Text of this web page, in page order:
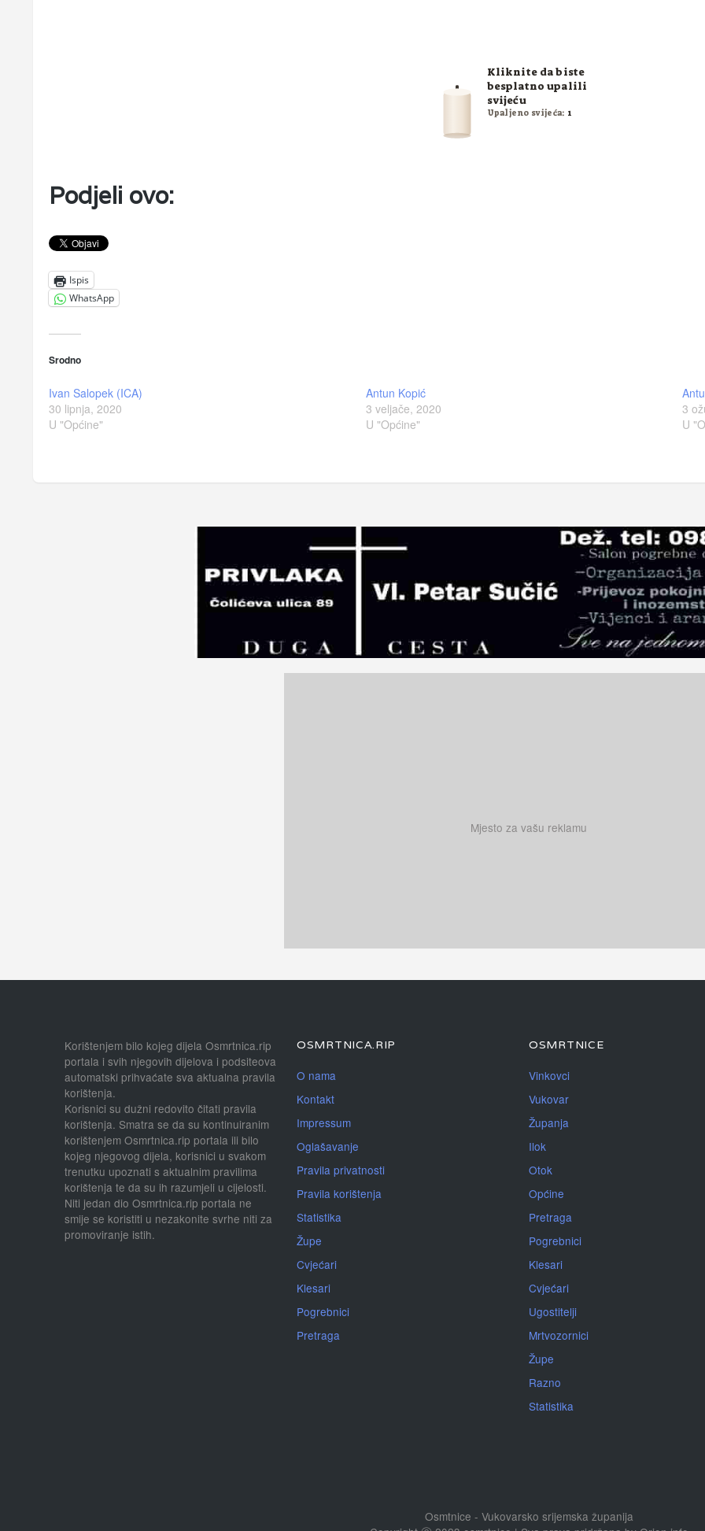
Kliknite da biste
besplatno upalili
svijeću
Upaljeno svijeća: 1
Podjeli ovo:
Ispis
WhatsApp
Srodno
Ivan Salopek (ICA)
30 lipnja, 2020
U "Općine"
Antun Kopić
3 veljače, 2020
U "Općine"
3
U
Mjesto za vašu reklamu
Korištenjem bilo kojeg dijela Osmrtnica.rip
portala i svih njegovih dijelova i podsiteova
automatski prihvaćate sva aktualna pravila
korištenja.
Korisnici su dužni redovito čitati pravila
korištenja. Smatra se da su kontinuiranim
korištenjem Osmrtnica.rip portala ili bilo
kojeg njegovog dijela, korisnici u svakom
trenutku upoznati s aktualnim pravilima
korištenja te da su ih razumjeli u cijelosti.
Niti jedan dio Osmrtnica.rip portala ne
smije se koristiti u nezakonite svrhe niti za
promoviranje istih.
OSMRTNICA.RIP
O nama
Kontakt
Impressum
Oglašavanje
Pravila privatnosti
Pravila korištenja
Statistika
Župe
Cvjećari
Klesari
Pogrebnici
Pretraga
OSMRTNICE
Vinkovci
Vukovar
Županja
Ilok
Otok
Općine
Pretraga
Pogrebnici
Klesari
Cvjećari
Ugostitelji
Mrtvozornici
Župe
Razno
Statistika
Osmtnice - Vukovarsko srijemska županija